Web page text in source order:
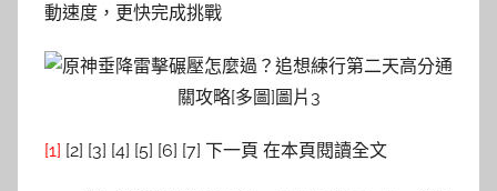
動速度，更快完成挑戰
[1] [2] [3] [4] [5] [6] [7] 下一頁 在本頁閱讀全文